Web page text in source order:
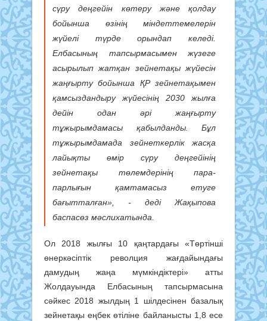
сүру деңгейін көтеру және қолдау
бойынша өзінің міндеттемелерін
жүйелі түрде орындап келеді.
Елбасының тапсырмасымен жүзеге
асырылып жатқан зейнетақы жүйесін
жаңғырту бойынша ҚР зейнетақымен
қамсыздандыру жүйесінің 2030 жылға
дейін одан әрі жаңғырту
тұжырымдамасы қабылданды. Бұл
тұжырымдамада зейнеткерлік жасқа
лайықты өмір сүру деңгейінің
зейнетақы төлемдерінің пара-
парлығын қамтамасыз етуге
бағытталған», - деді Жақыпова
баспасөз мәслихатында.
Ол 2018 жылғы 10 қаңтардағы «Төртінші
өнеркәсіптік револция жағдайындағы
дамудың жаңа мүмкіндіктері» атты
Жолдауында Елбасының тапсырмасына
сәйкес 2018 жылдың 1 шілдесінен базалық
зейнетақы еңбек өтіліне байланысты 1,8 есе